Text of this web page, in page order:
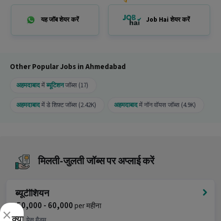
Time job है और इसमें 99 openings हैं।
यह जॉब शेयर करें Job Hai शेयर करें
Other Popular Jobs in Ahmedabad
अहमदाबादमेंब्यूटिशनजॉब्स (17)
अहमदाबादमें डे शिफ़्ट जॉब्स (2.42K) अहमदाबादमें नॉन वॉयस जॉब्स (4.9K)
मिलती-जुलती जॉब्स पर अप्लाई करें
ब्यूटीशियन
₹ 50,000 - 60,000per महीना
×